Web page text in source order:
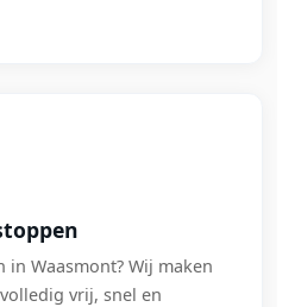
Waasmont? Wij maken
vrij, snel en